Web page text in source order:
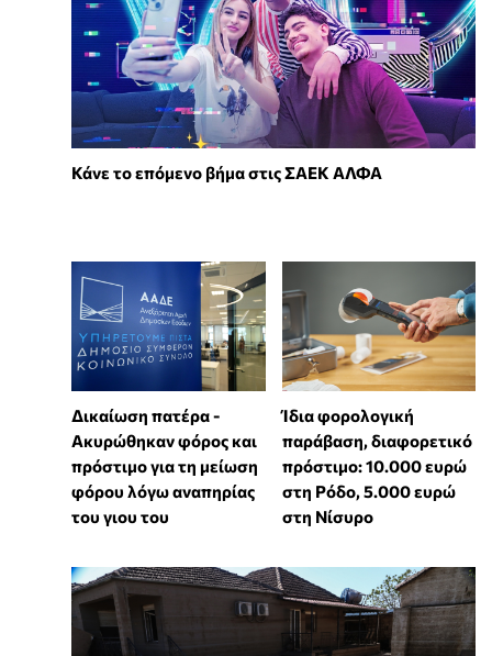
Κάνε το επόμενο βήμα στις ΣΑΕΚ ΑΛΦΑ
Δικαίωση πατέρα -
Ακυρώθηκαν φόρος και
πρόστιμο για τη μείωση
φόρου λόγω αναπηρίας
του γιου του
Ίδια φορολογική
παράβαση, διαφορετικό
πρόστιμο: 10.000 ευρώ
στη Ρόδο, 5.000 ευρώ
στη Νίσυρο